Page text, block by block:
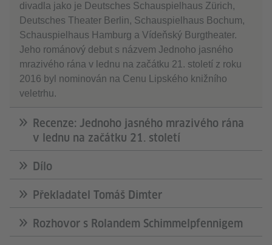
divadla jako je Deutsches Schauspielhaus Zürich,
Deutsches Theater Berlin, Schauspielhaus Bochum,
Schauspielhaus Hamburg a Vídeňský Burgtheater.
Jeho románový debut s názvem Jednoho jasného
mrazivého rána v lednu na začátku 21. století z roku
2016 byl nominován na Cenu Lipského knižního
veletrhu.
Recenze: Jednoho jasného mrazivého rána
v lednu na začátku 21. století
Dílo
Překladatel Tomáš Dimter
Rozhovor s Rolandem Schimmelpfennigem